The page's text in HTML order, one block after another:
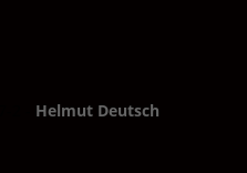
2 - Helmut Deutsch